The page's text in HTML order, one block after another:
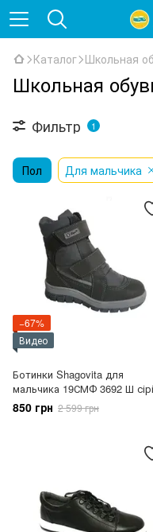
Каталог Школьная
Школьная
Фильтр 1
Пол Для мальчика
−67%
Видео
Ботинки Shagovita для
мальчика 19СМФ 3692 Ш сірі
850 грн 2 599 грн